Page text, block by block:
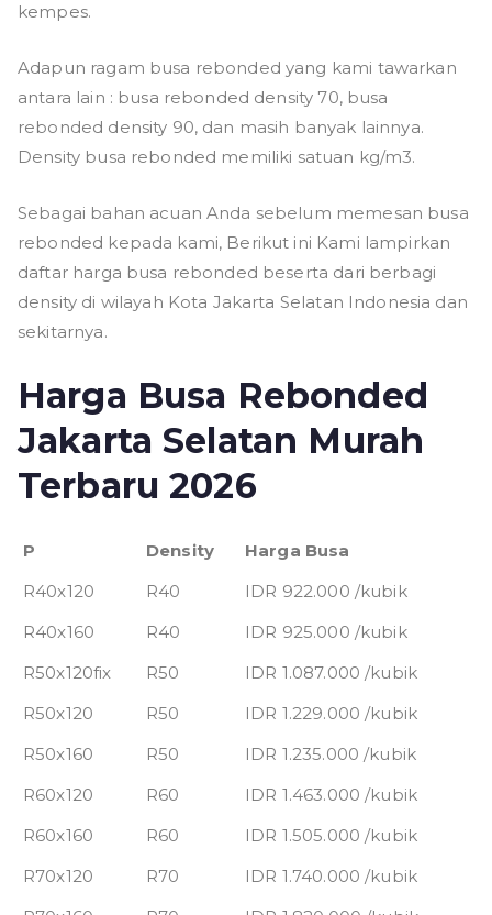
kempes.
Adapun ragam busa rebonded yang kami tawarkan
antara lain : busa rebonded density 70, busa
rebonded density 90, dan masih banyak lainnya.
Density busa rebonded memiliki satuan kg/m3.
Sebagai bahan acuan Anda sebelum memesan busa
rebonded kepada kami, Berikut ini Kami lampirkan
daftar harga busa rebonded beserta dari berbagi
density di wilayah Kota Jakarta Selatan Indonesia dan
sekitarnya.
Harga Busa Rebonded
Jakarta Selatan Murah
Terbaru 2026
P Density
Harga Busa
R40x120
R40
IDR 922.000 /kubik
R40x160
R40
IDR 925.000 /kubik
R50x120fix
R50
IDR 1.087.000 /kubik
R50x120
R50
IDR 1.229.000 /kubik
R50x160
R50
IDR 1.235.000 /kubik
R60x120
R60
IDR 1.463.000 /kubik
R60x160
R60
IDR 1.505.000 /kubik
R70x120
R70
IDR 1.740.000 /kubik